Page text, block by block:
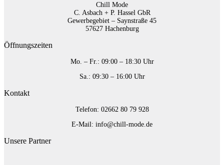
Chill Mode
C. Asbach + P. Hassel GbR
Gewerbegebiet – Saynstraße 45
57627 Hachenburg
Öffnungszeiten
Mo. – Fr.: 09:00 – 18:30 Uhr
Sa.: 09:30 – 16:00 Uhr
Kontakt
Telefon: 02662 80 79 928‬
E-Mail: info@chill-mode.de
Unsere Partner